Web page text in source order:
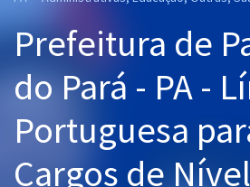
Cursos 20% OFF
Pós
Graduação
OAB
Prefeitura de
do Pará - PA -
Portuguesa
Cargos de Nível